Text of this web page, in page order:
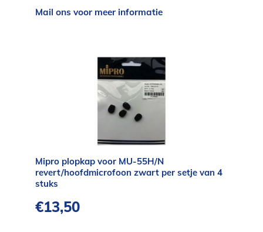
Mail ons voor meer informatie
Mipro plopkap voor MU-55H/N
revert/hoofdmicrofoon zwart per setje van 4
stuks
€13,50